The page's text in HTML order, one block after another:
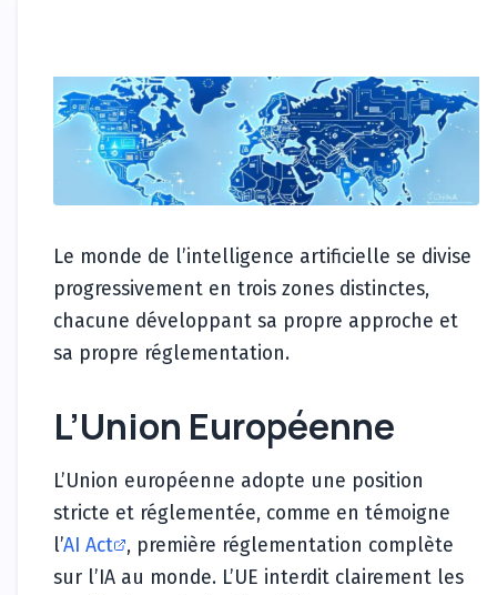
Le monde de l’intelligence artificielle se divise
progressivement en trois zones distinctes,
chacune développant sa propre approche et
sa propre réglementation.
L’Union Européenne
L’Union européenne adopte une position
stricte et réglementée, comme en témoigne
l’AI Act
, première réglementation complète
sur l’IA au monde. L’UE interdit clairement les